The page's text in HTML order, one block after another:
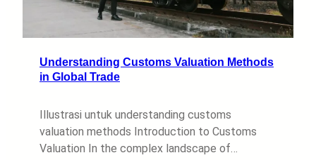
Understanding Customs Valuation Methods
in Global Trade
Illustrasi untuk understanding customs
valuation methods Introduction to Customs
Valuation In the complex landscape of…